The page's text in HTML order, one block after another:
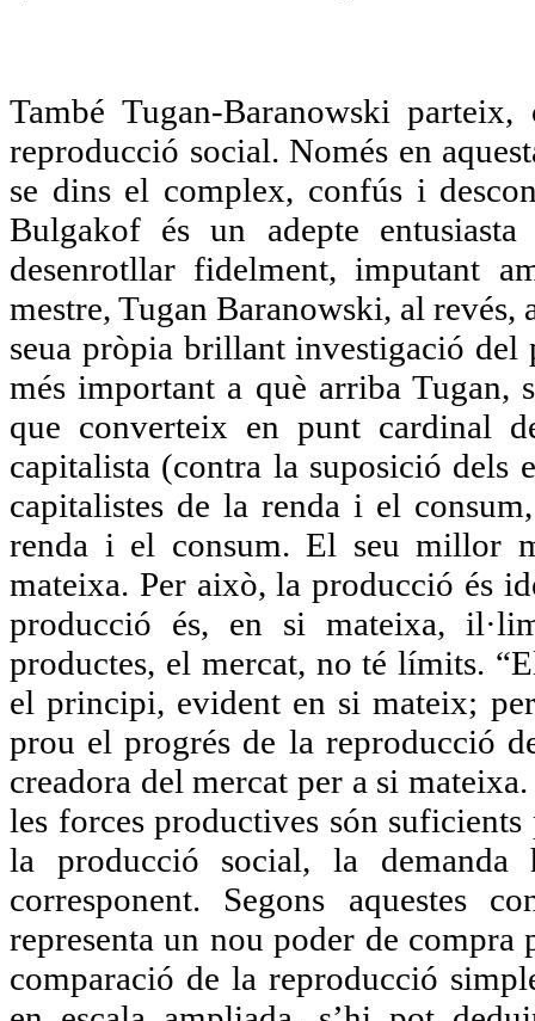
També Tugan-Baranowski
reproducció social. Només en
se dins el complex, confús i
Bulgakof és un adepte
desenrotllar fidelment, imputant
mestre, Tugan Baranowski, al
seua pròpia brillant investigació del
més important a què arriba Tugan,
que converteix en punt cardinal
capitalista (contra la suposició dels
capitalistes de la renda i el
renda i el consum. El seu millor
mateixa. Per això, la producció és
producció és, en si mateixa,
productes, el mercat, no té límits.
el principi, evident en si mateix;
prou el progrés de la reproducció
creadora del mercat per a si
les forces productives són
la producció social, la demanda
corresponent. Segons aquestes
representa un nou poder de compra
comparació de la reproducció